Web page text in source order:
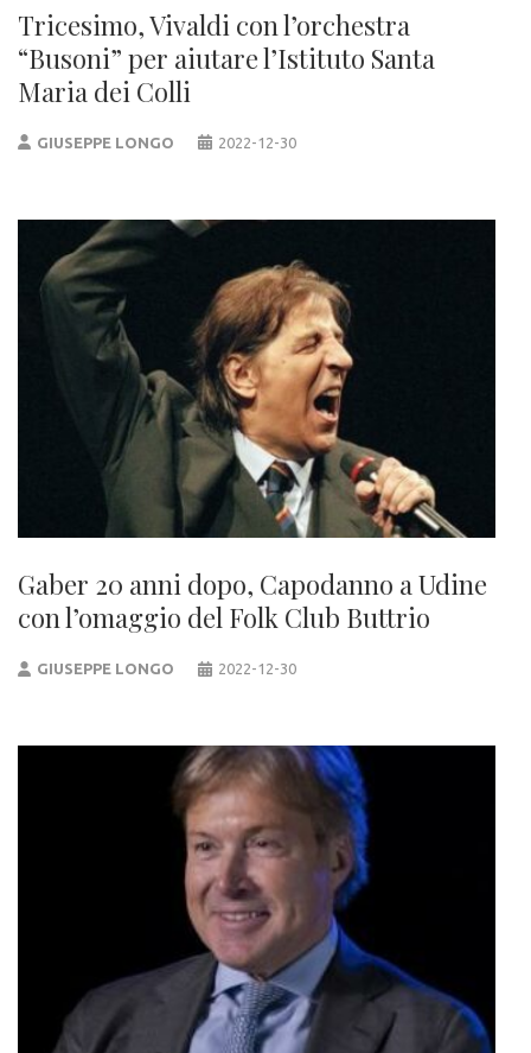
Tricesimo, Vivaldi con l’orchestra
“Busoni” per aiutare l’Istituto Santa
Maria dei Colli
GIUSEPPE LONGO 2022-12-30
Gaber 20 anni dopo, Capodanno a Udine
con l’omaggio del Folk Club Buttrio
GIUSEPPE LONGO 2022-12-30